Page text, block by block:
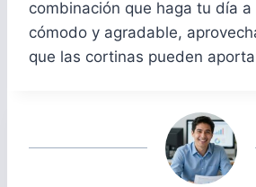
combinación que haga tu día a
cómodo y agradable,
que las cortinas pueden